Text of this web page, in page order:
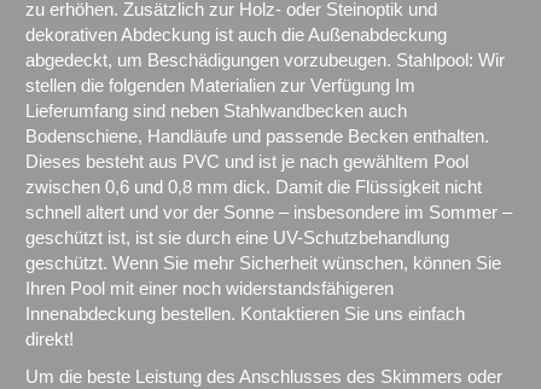
zu erhöhen. Zusätzlich zur Holz- oder Steinoptik und
dekorativen Abdeckung ist auch die Außenabdeckung
abgedeckt, um Beschädigungen vorzubeugen. Stahlpool: Wir
stellen die folgenden Materialien zur Verfügung Im
Lieferumfang sind neben Stahlwandbecken auch
Bodenschiene, Handläufe und passende Becken enthalten.
Dieses besteht aus PVC und ist je nach gewähltem Pool
zwischen 0,6 und 0,8 mm dick. Damit die Flüssigkeit nicht
schnell altert und vor der Sonne – insbesondere im Sommer –
geschützt ist, ist sie durch eine UV-Schutzbehandlung
geschützt. Wenn Sie mehr Sicherheit wünschen, können Sie
Ihren Pool mit einer noch widerstandsfähigeren
Innenabdeckung bestellen. Kontaktieren Sie uns einfach
direkt!
Um die beste Leistung des Anschlusses des Skimmers oder